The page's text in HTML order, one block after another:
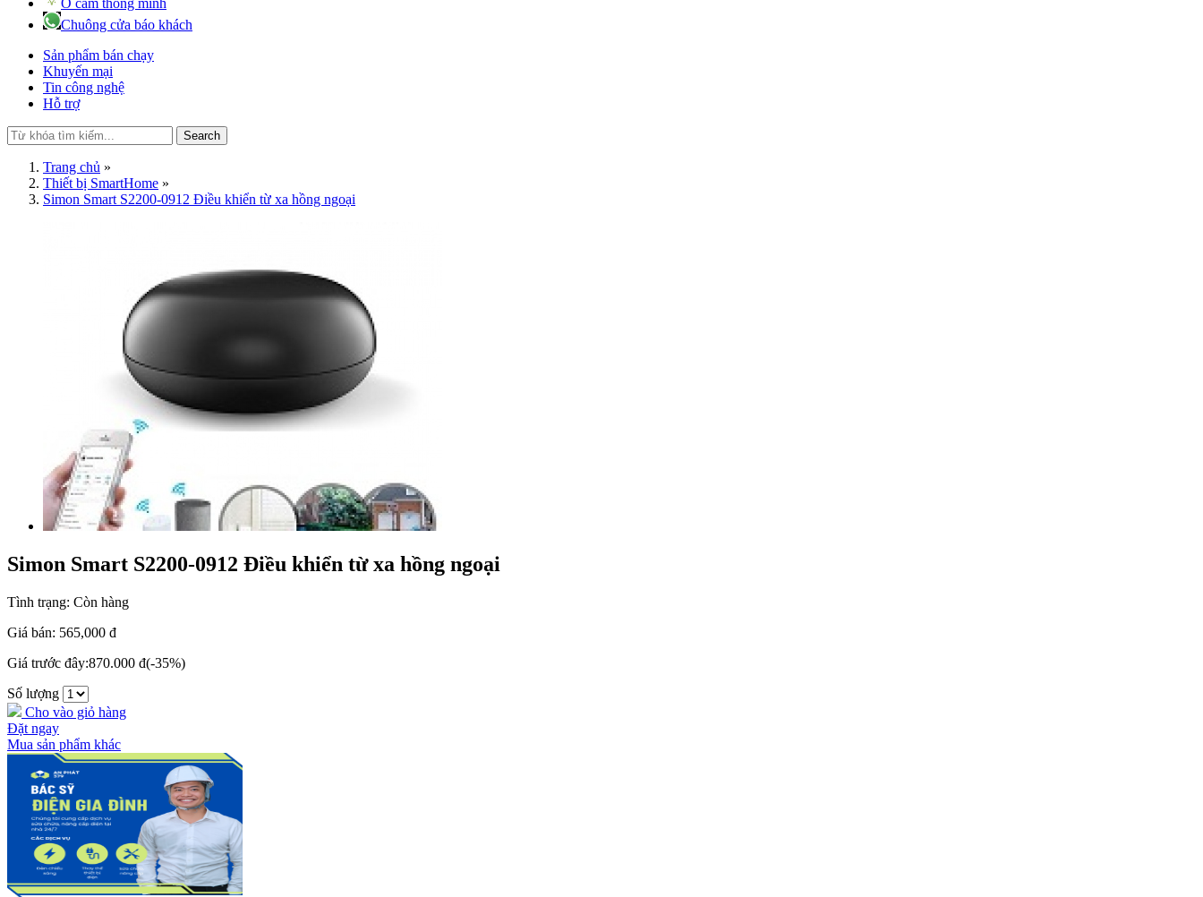
Ổ cắm thông minh
Chuông cửa báo khách
Sản phẩm bán chạy
Khuyến mại
Tin công nghệ
Hỗ trợ
Search
Trang chủ »
Thiết bị SmartHome »
Simon Smart S2200-0912 Điều khiển từ xa hồng ngoại
Simon Smart S2200-0912 Điều khiển từ xa hồng ngoại
Tình trạng: Còn hàng
Giá bán: 565,000 đ
Giá trước đây:870.000 đ(-35%)
Số lượng
Cho vào giỏ hàng
Đặt ngay
Mua sản phẩm khác